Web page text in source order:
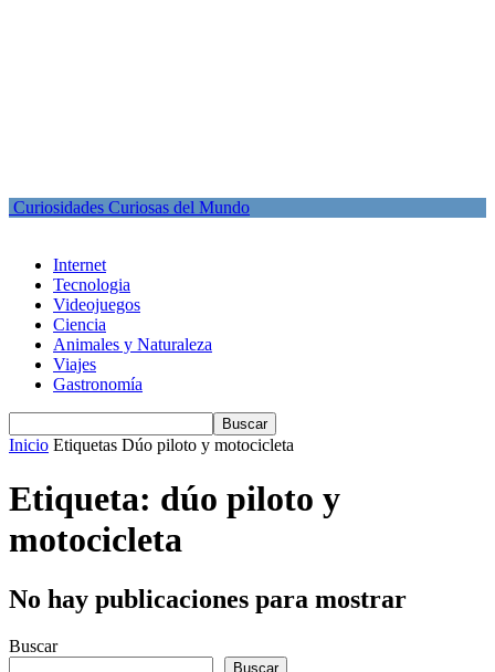
Curiosidades Curiosas del Mundo
Internet
Tecnologia
Videojuegos
Ciencia
Animales y Naturaleza
Viajes
Gastronomía
Inicio Etiquetas Dúo piloto y motocicleta
Etiqueta: dúo piloto y
motocicleta
No hay publicaciones para mostrar
Buscar
Buscar